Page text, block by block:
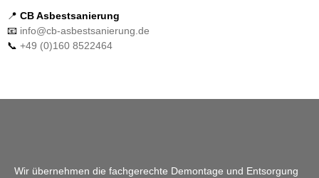
📍 CB Asbestsanierung
📧 info@cb-asbestsanierung.de
📞 +49 (0)160 8522464
Wir übernehmen die fachgerechte Demontage und Entsorgung